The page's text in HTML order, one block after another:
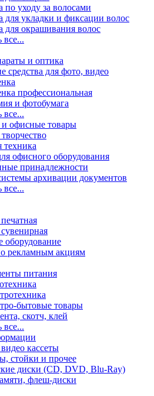
по уходу за волосами
для укладки и фиксации волос
для окрашивания волос
все...
и оптика
средства для фото, видео
профессиональная
и фотобумага
все...
и офисные товары
офисного оборудования
принадлежности
архивации документов
все...
оборудование
рекламным акциям
питания
бытовые товары
скотч, клей
все...
кассеты
стойки и прочее
диски (CD, DVD, Blu-Ray)
флеш-диски